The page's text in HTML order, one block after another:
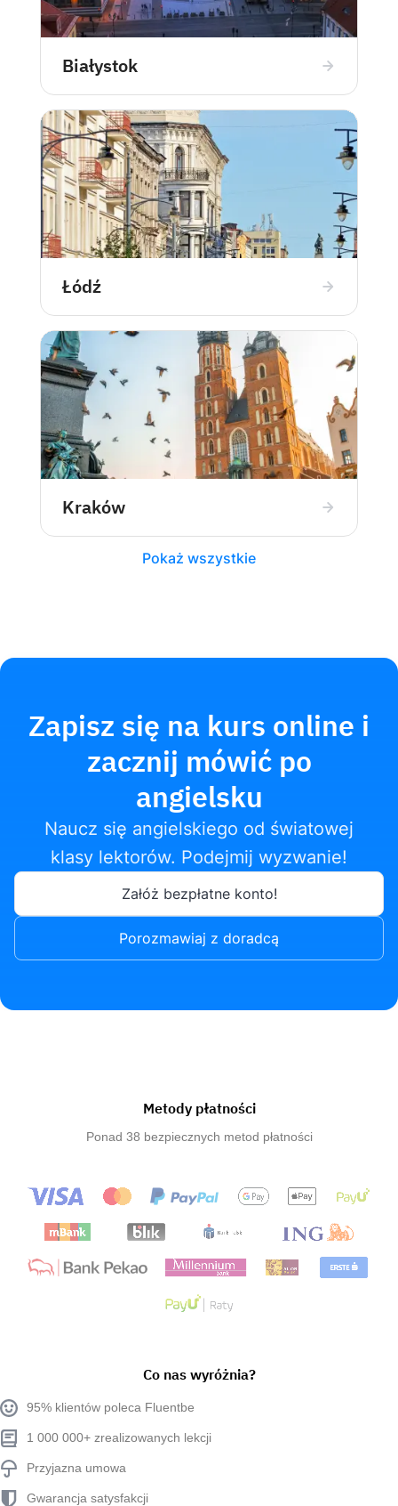
Białystok
Łódź
Kraków
Pokaż wszystkie
Zapisz się na kurs online i
zacznij mówić po
angielsku
Naucz się angielskiego od światowej
klasy lektorów. Podejmij wyzwanie!
Załóż bezpłatne konto!
Porozmawiaj z doradcą
Metody płatności
Ponad 38 bezpiecznych metod płatności
Co nas wyróżnia?
95% klientów poleca Fluentbe
1 000 000+ zrealizowanych lekcji
Przyjazna umowa
Gwarancja satysfakcji